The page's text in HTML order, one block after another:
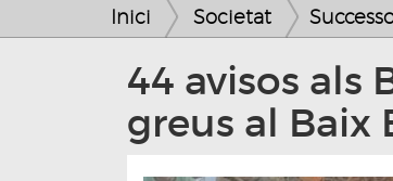
Inici Societat
44 avisos als
greus al Baix